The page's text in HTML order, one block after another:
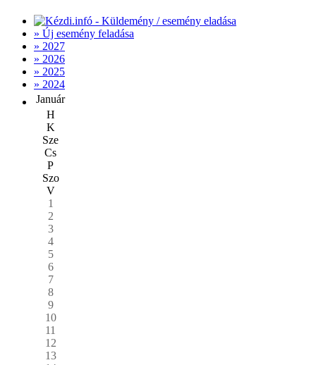
» Új esemény feladása
» 2027
» 2026
» 2025
» 2024
Január
H
K
Sze
Cs
P
Szo
V
1
2
3
4
5
6
7
8
9
10
11
12
13